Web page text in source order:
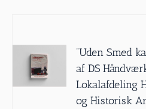
”Uden Smed
af DS
Lokalafdeling
og Historisk